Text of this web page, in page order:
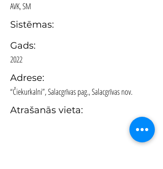
AVK, SM
Sistēmas:
Gads:
2022
Adrese:
“Čiekurkalni”, Salacgrīvas pag., Salacgrīvas nov.
Atrašanās vieta: